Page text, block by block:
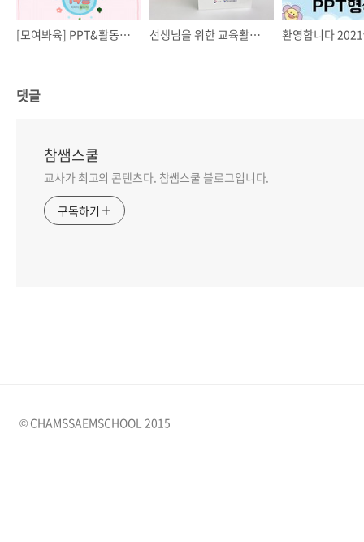
[모여봐육] PPT&활동지 템플릿 무료 나눔! <6탄> 선생님을 위한 교육활동 보호 가이드 ✨(feat. 교육부, 한국교육개발원)
댓글
참쌤스쿨
교사가 최고의 콘텐츠다. 참쌤스쿨 블로그입니다.
구독하기
© CHAMSSAEMSCHOOL 2015